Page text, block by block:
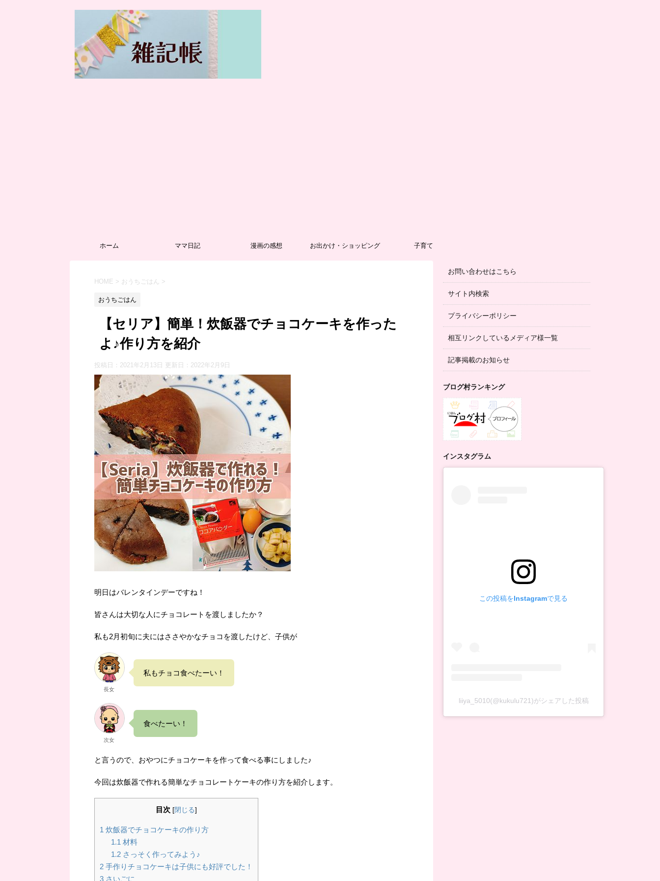
ホーム ママ日記 漫画の感想 お出かけ・ショッピング 子育て
HOME > おうちごはん >
おうちごはん
【セリア】簡単！炊飯器でチョコケーキを作った
よ♪作り方を紹介
投稿日：2021年2月13日 更新日： 2022年2月9日
明日はバレンタインデーですね！
皆さんは大切な人にチョコレートを渡しましたか？
私も2月初旬に夫にはささやかなチョコを渡したけど、子供が
長女
私もチョコ食べたーい！
次女
食べたーい！
と言うので、おやつにチョコケーキを作って食べる事にしました♪
今回は炊飯器で作れる簡単なチョコレートケーキの作り方を紹介します。
目次 [閉じる]
1 炊飯器でチョコケーキの作り方
1.1 材料
1.2さっそく作ってみよう♪
2 手作りチョコケーキは子供にも好評でした！
3 さいごに
お問い合わせはこちら
サイト内検索
プライバシーポリシー
相互リンクしているメディア様一覧
記事掲載のお知らせ
ブログ村ランキング
インスタグラム
この投稿をInstagramで見る
liiya_5010(@kukulu721)がシェアした投稿